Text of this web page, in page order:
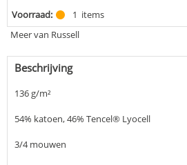
Voorraad: 1 items
Meer van Russell
Beschrijving
136 g/m²
54% katoen, 46% Tencel® Lyocell
3/4 mouwen